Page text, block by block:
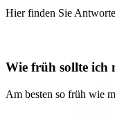
Hier finden Sie
Wie früh sollte ich
Am besten so früh wie